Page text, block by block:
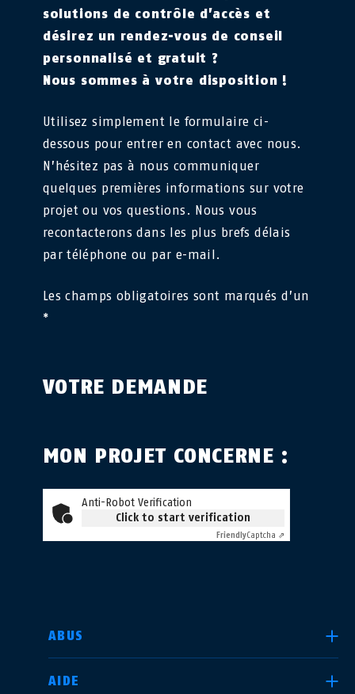
solutions de contrôle d’accès et
désirez un rendez-vous de conseil
personnalisé et gratuit ?
Nous sommes à votre disposition !
Utilisez simplement le formulaire ci-
dessous pour entrer en contact avec nous.
N’hésitez pas à nous communiquer
quelques premières informations sur votre
projet ou vos questions. Nous vous
recontacterons dans les plus brefs délais
par téléphone ou par e-mail.
Les champs obligatoires sont marqués d’un
*
VOTRE DEMANDE
MON PROJET CONCERNE :
Anti-Robot Verification
Click to start verification
FriendlyCaptcha ⇗
ABUS
AIDE
CHOISIR UN PAYS